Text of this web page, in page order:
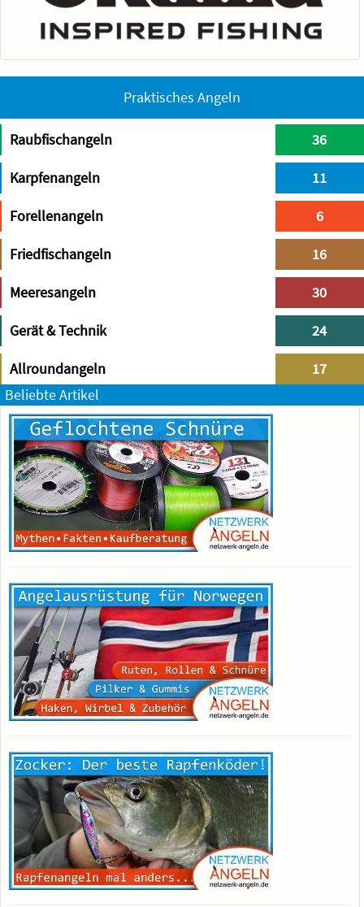
Praktisches Angeln
Raubfischangeln 36
Karpfenangeln 11
Forellenangeln 6
Friedfischangeln 16
Meeresangeln 30
Gerät & Technik 24
Allroundangeln
17
Beliebte Artikel